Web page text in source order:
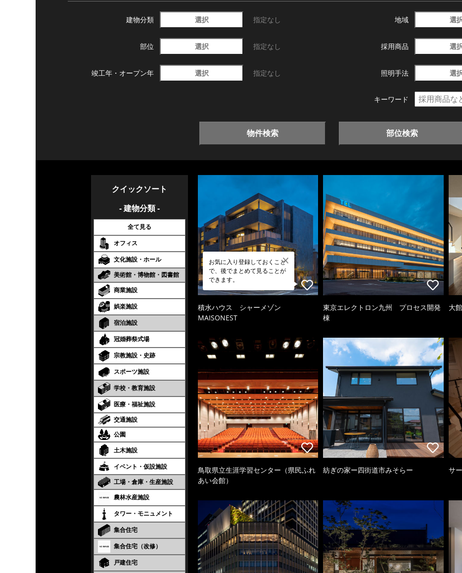
建物分類 選択 指定なし 地域 選
部位 選択 指定なし 採用商品 選
竣工年・ オープン年 選択 指定なし 照明手法 選
キーワード
物件検索 部位検索
クイックソート
- 建物分類 -
全て見る
オフィス
文化施設・ホール
美術館・博物館・図書館
商業施設
娯楽施設
宿泊施設
冠婚葬祭式場
宗教施設・史跡
スポーツ施設
学校・教育施設
医療・福祉施設
交通施設
公園
土木施設
イベント・仮設施設
工場・倉庫・生産施設
農林水産施設
タワー・モニュメント
集合住宅
集合住宅（改修）
戸建住宅
お気に入り登録しておくこと
で、後でまとめて見ることが
できます。
積水ハウス シャーメゾン
MAISONEST
東京エレクトロン九州 プロセス開発
棟
大
鳥取県立生涯学習センター（県民ふれ
あい会館）
紡ぎの家ー四街道市みそらー サ